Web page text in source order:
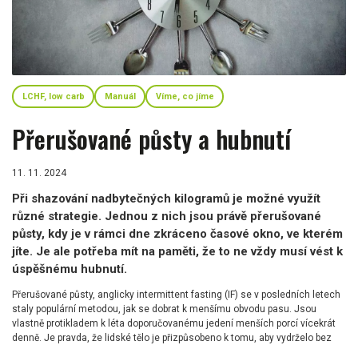
LCHF, low carb Manuál Víme, co jíme
Přerušované půsty a hubnutí
11. 11. 2024
Při shazování nadbytečných kilogramů je možné využít
různé strategie. Jednou z nich jsou právě přerušované
půsty, kdy je v rámci dne zkráceno časové okno, ve kterém
jíte. Je ale potřeba mít na paměti, že to ne vždy musí vést k
úspěšnému hubnutí.
Přerušované půsty, anglicky intermittent fasting (IF) se v posledních letech
staly populární metodou, jak se dobrat k menšímu obvodu pasu. Jsou
vlastně protikladem k léta doporučovanému jedení menších porcí vícekrát
denně. Je pravda, že lidské tělo je přizpůsobeno k tomu, aby vydrželo bez